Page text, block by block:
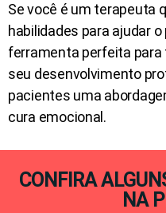
Se você é um terapeuta
habilidades para ajudar o
ferramenta perfeita
seu desenvolvimento
pacientes uma
cura emocional.
CONFIRA
NA